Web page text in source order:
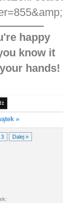
happy
know it
hands!
»
3 Dalej »